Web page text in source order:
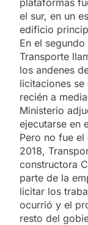
el sur, en un
edificio
En el
Transporte
los andenes
licitaciones
recién a
Ministerio
ejecutarse en
Pero no fue el
2018,
constructora
parte de la
licitar los
ocurrió y el
resto del